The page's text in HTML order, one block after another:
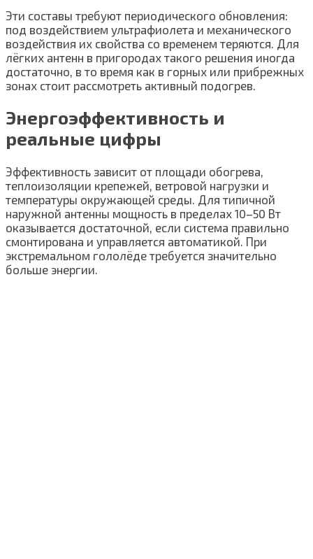
Эти составы требуют периодического обновления:
под воздействием ультрафиолета и механического
воздействия их свойства со временем теряются. Для
лёгких антенн в пригородах такого решения иногда
достаточно, в то время как в горных или прибрежных
зонах стоит рассмотреть активный подогрев.
Энергоэффективность и
реальные цифры
Эффективность зависит от площади обогрева,
теплоизоляции крепежей, ветровой нагрузки и
температуры окружающей среды. Для типичной
наружной антенны мощность в пределах 10–50 Вт
оказывается достаточной, если система правильно
смонтирована и управляется автоматикой. При
экстремальном гололёде требуется значительно
больше энергии.